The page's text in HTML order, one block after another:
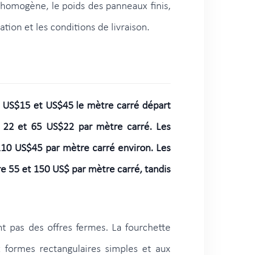
le poids des panneaux finis,
et les conditions de livraison.
et US$45 le mètre carré départ
et 65 US$22 par mètre carré. Les
US$45 par mètre carré environ. Les
55 et 150 US$ par mètre carré, tandis
pas des offres fermes. La fourchette
rectangulaires simples et aux